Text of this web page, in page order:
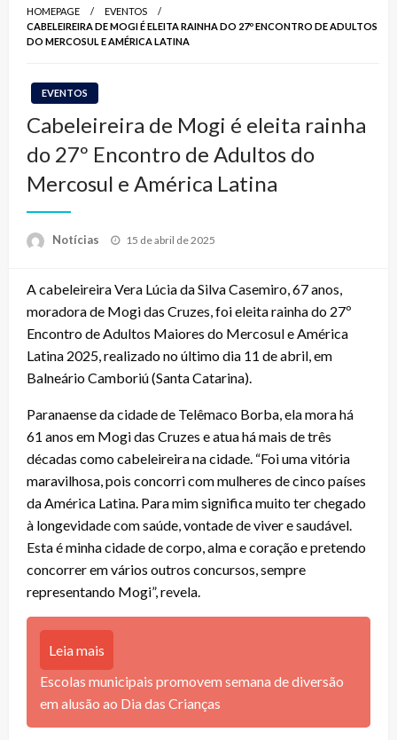
HOMEPAGE
EVENTOS
CABELEIREIRA DE MOGI É ELEITA RAINHA DO 27º ENCONTRO DE ADULTOS
DO MERCOSUL E AMÉRICA LATINA
EVENTOS
Cabeleireira de Mogi é eleita rainha
do 27º Encontro de Adultos do
Mercosul e América Latina
Notícias
Posted
15 de abril de 2025
A cabeleireira Vera Lúcia da Silva Casemiro, 67 anos,
moradora de Mogi das Cruzes, foi eleita rainha do 27º
Encontro de Adultos Maiores do Mercosul e América
Latina 2025, realizado no último dia 11 de abril, em
Balneário Camboriú (Santa Catarina).
Paranaense da cidade de Telêmaco Borba, ela mora há
61 anos em Mogi das Cruzes e atua há mais de três
décadas como cabeleireira na cidade. “Foi uma vitória
maravilhosa, pois concorri com mulheres de cinco países
da América Latina. Para mim significa muito ter chegado
à longevidade com saúde, vontade de viver e saudável.
Esta é minha cidade de corpo, alma e coração e pretendo
concorrer em vários outros concursos, sempre
representando Mogi”, revela.
Leia mais
Escolas municipais promovem semana de diversão
em alusão ao Dia das Crianças